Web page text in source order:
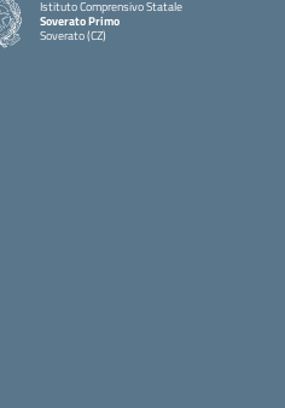
Istituto Comprensivo Statale
Soverato Primo
Soverato (CZ)